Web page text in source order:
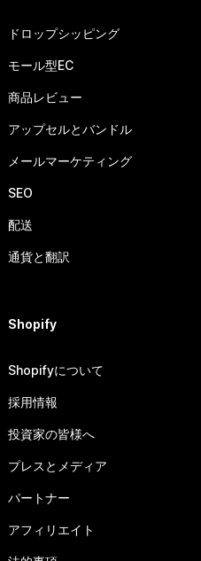
ドロップシッピング
モール型EC
商品レビュー
アップセルとバンドル
メールマーケティング
SEO
配送
通貨と翻訳
Shopify
Shopifyについて
採用情報
投資家の皆様へ
プレスとメディア
パートナー
アフィリエイト